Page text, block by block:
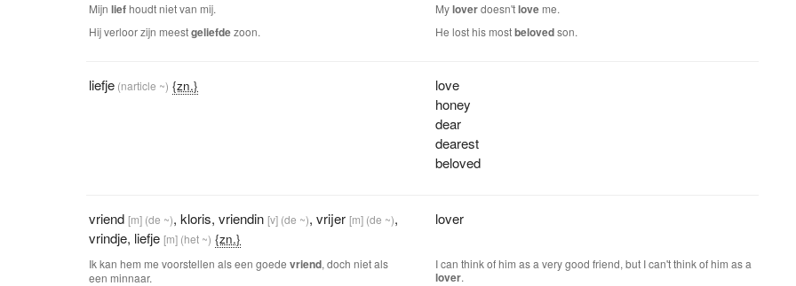
Mijnliefhoudt niet van mij. Myloverdoesn'tlove me.
Hij verloor zijn meestgeliefdezoon. He lost his mostbelovedson.
liefje (narticle ~) {zn.}
love
honey
dear
dearest
beloved
vriend [m] (de ~),kloris,vriendin [v] (de ~),vrijer [m] (de ~),
vrindje, liefje [m] (het ~) {zn.}
lover
Ik kan hem me voorstellen als een goedevriend, doch niet als
een minnaar.
I can think of him as a very good friend, but I can't think of him as a
lover.